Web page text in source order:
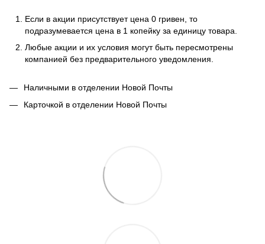
Если в акции присутствует цена 0 гривен, то
подразумевается цена в 1 копейку за единицу товара.
Любые акции и их условия могут быть пересмотрены
компанией без предварительного уведомления.
Наличными в отделении Новой Почты
Карточкой в отделении Новой Почты